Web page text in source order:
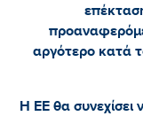
αργότερο κατά
Η ΕΕ θα συνεχίσει